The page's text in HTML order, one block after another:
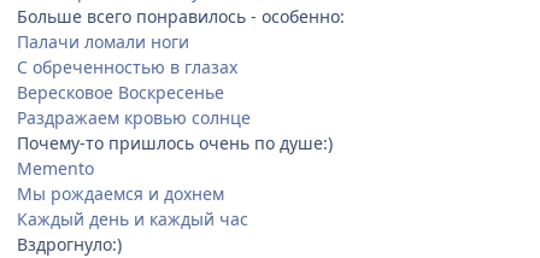
Больше всего понравилось - особенно:
Палачи ломали ноги
С обреченностью в глазах
Вересковое Воскресенье
Раздражаем кровью солнце
Почему-то пришлось очень по душе:)
Memento
Мы рождаемся и дохнем
Каждый день и каждый час
Вздрогнуло:)